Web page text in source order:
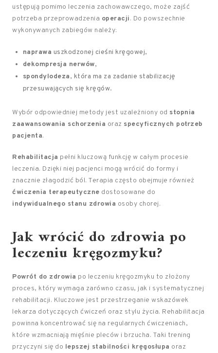
ustępują pomimo leczenia zachowawczego, może zajść
potrzeba przeprowadzenia operacji. Do powszechnie
wykonywanych zabiegów należy:
naprawa uszkodzonej cieśni kręgowej,
dekompresja nerwów,
spondylodeza, która ma za zadanie stabilizację
przesuwających się kręgów.
Wybór odpowiedniej metody jest uzależniony od stopnia
zaawansowania schorzenia oraz specyficznych potrzeb
pacjenta.
Rehabilitacja pełni kluczową funkcję w całym procesie
leczenia. Dzięki niej pacjenci mogą wrócić do formy i
znacznie złagodzić ból. Terapia często obejmuje również
ćwiczenia terapeutyczne dostosowane do
indywidualnego stanu zdrowia osoby chorej.
Jak wrócić do zdrowia po
leczeniu kręgozmyku?
Powrót do zdrowia po leczeniu kręgozmyku to złożony
proces, który wymaga zarówno czasu, jak i systematycznej
rehabilitacji. Kluczowe jest przestrzeganie wskazówek
lekarza dotyczących ćwiczeń oraz stylu życia. Rehabilitacja
powinna koncentrować się na regularnych ćwiczeniach,
które wzmacniają mięśnie pleców i brzucha. Taki trening
przyczyni się do lepszej stabilności kręgosłupa oraz